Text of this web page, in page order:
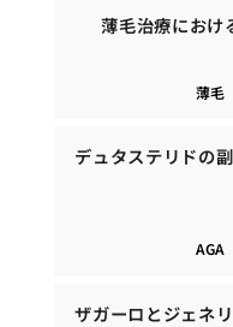
薄毛治療におけ
薄毛
デュタステリドの
AGA
ザガーロとジェネ